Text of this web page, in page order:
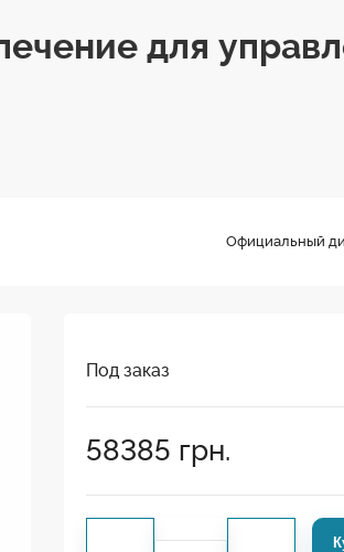
для
Официальный
Под заказ
58385 грн.